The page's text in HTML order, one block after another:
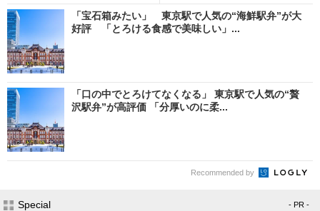
「宝石箱みたい」 東京駅で人気の“海鮮駅弁”が大
好評 「とろける食感で美味しい」...
「口の中でとろけてなくなる」 東京駅で人気の“贅
沢駅弁”が高評価 「分厚いのに柔...
Recommended by
Special - PR -